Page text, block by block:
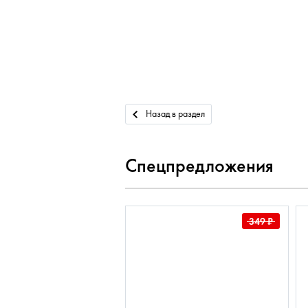
Назад в раздел
Спецпредложения
349₽